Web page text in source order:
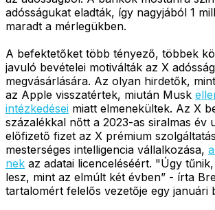
adósságukat eladták, így nagyjából 1
maradt a mérlegükben.
A befektetőket több tényező, többek
javuló bevételei motiválták az X
megvásárlására. Az olyan hirdetők,
az Apple visszatértek, miután Musk
intézkedései miatt elmenekültek. Az X
százalékkal nőtt a 2023-as siralmas év
előfizető fizet az X prémium
mesterséges intelligencia vállalkozása,
nek az adatai licenceléséért. "Úgy
lesz, mint az elmúlt két évben” - írta
tartalomért felelős vezetője egy januári